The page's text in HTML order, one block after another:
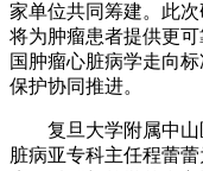
家单位共同筹建。此
将为肿瘤患者提供更
国肿瘤心脏病学走向
保护协同推进。
复旦大学附属中山
脏病亚专科主任程蕾